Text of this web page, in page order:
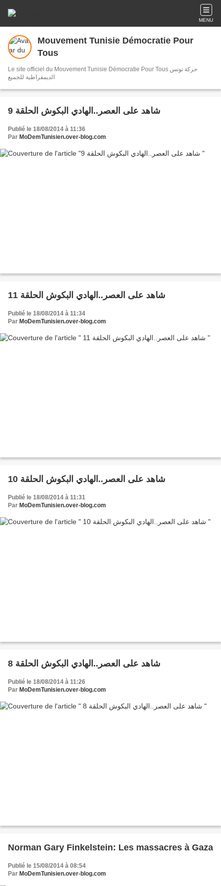
MENU
Mouvement Tunisie Démocratie Pour
Tous
Le site officiel du Mouvement Tunisie Démocratie Pour Tous حركة تونس
الديمقراطية للجميع
9 شاهد على العصر..الهادي البكوش الحلقة
Publié le 18/08/2014 à 11:36
Par MoDemTunisien.over-blog.com
11 شاهد على العصر..الهادي البكوش الحلقة
Publié le 18/08/2014 à 11:34
Par MoDemTunisien.over-blog.com
10 شاهد على العصر..الهادي البكوش الحلقة
Publié le 18/08/2014 à 11:31
Par MoDemTunisien.over-blog.com
8 شاهد على العصر..الهادي البكوش الحلقة
Publié le 18/08/2014 à 11:26
Par MoDemTunisien.over-blog.com
Norman Gary Finkelstein: Les massacres à Gaza
Publié le 15/08/2014 à 08:54
Par MoDemTunisien.over-blog.com